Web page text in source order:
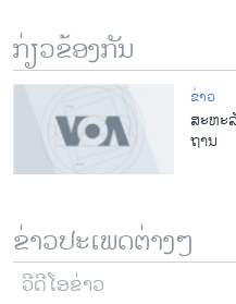
ສຽງ
ລາຍງານ
ຕິດຕາມພວກເຮົາ ທີ່
ພາສາຕ່າງໆ
ກ່ຽວຂ້ອງກັນ
ຂ່າວ
ສະຫະ
ຖານ
ຂ່າວປະເພດຕ່າງໆ
ວີດີໂອຂ່າວ